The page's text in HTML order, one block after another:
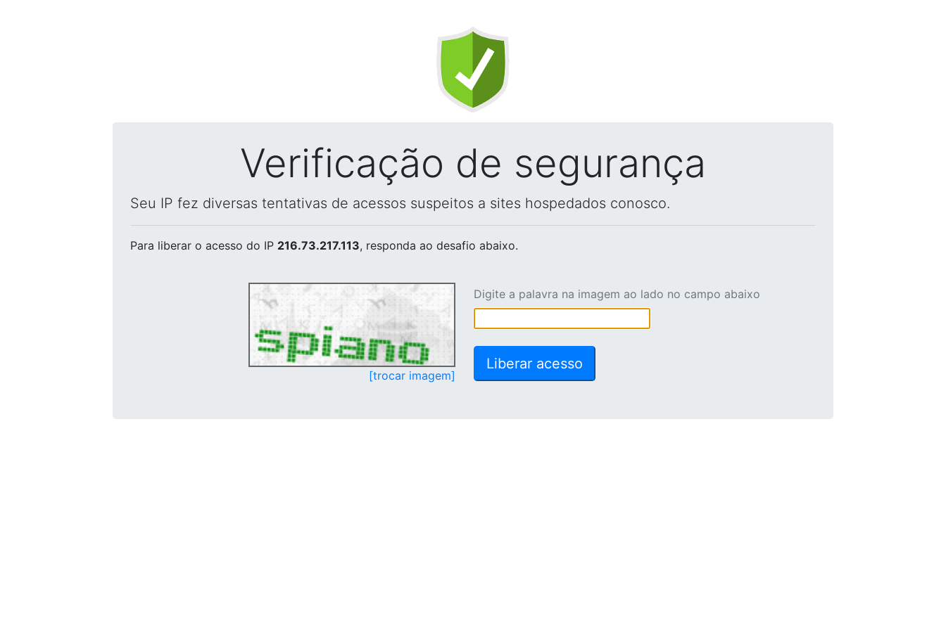
Verificação de segurança
Seu IP fez diversas tentativas de acessos suspeitos a sites hospedados conosco.
Para liberar o acesso do IP 216.73.217.113, responda ao desafio abaixo.
[trocar imagem]
Digite a palavra na imagem ao lado no campo abaixo